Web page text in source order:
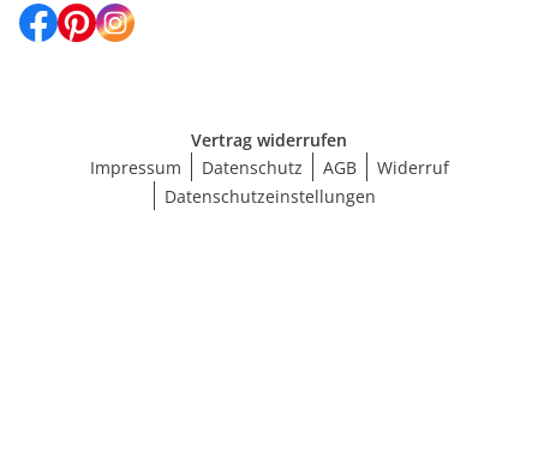
Vertrag widerrufen
Impressum
Datenschutz AGB
Widerruf
Datenschutzeinstellungen